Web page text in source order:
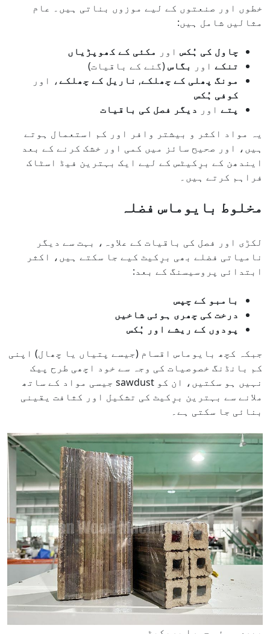
خطوں اور صنعتوں کے لیے موزوں بناتی ہیں۔ عام
مثالیں شامل ہیں:
چاول کی ہُکس اور مکئی کے کھوپڑیاں
تنکے اور بگاس(گنے کے باقیات)
مونگ پھلی کے چھلکے, ناریل کے چھلکے، اور
کوفی ہُکس
پتے اور دیگر فصل کی باقیات
یہ مواد اکثر و بیشتر وافر اور کم استعمال ہوتے
ہیں، اور صحیح سائز میں کمی اور خشک کرنے کے بعد
ایندھن کے برِکیٹس کے لیے ایک بہترین فیڈ اسٹاک
فراہم کرتے ہیں۔
مخلوط بایوماس فضلہ
لکڑی اور فصل کی باقیات کے علاوہ، بہت سے دیگر
نامیاتی فضلے بھی برِکیٹ کیے جا سکتے ہیں، اکثر
ابتدائی پروسیسنگ کے بعد:
بامبو کے چپس
درخت کی چھری ہوئی شاخیں
پودوں کے ریشے اور ہُکس
جبکہ کچھ بایوماس اقسام (جیسے پتیاں یا چھال) اپنی
کم بانڈنگ خصوصیات کی وجہ سے خود اچھی طرح پیک
نہیں ہو سکتیں، ان کو sawdust جیسی مواد کے ساتھ
ملانے سے بہترین برِکیٹ کی تشکیل اور کثافت یقینی
بنائی جا سکتی ہے۔